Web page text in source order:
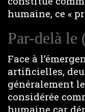
humaine, ce «
Par-delà le
Face à
artificielles,
généralement
considérée
humaine car